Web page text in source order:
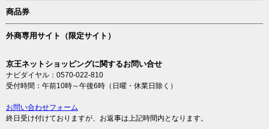
商品券
外商専用サイト（限定サイト）
京王ネットショッピングに関するお問い合せ
ナビダイヤル：0570-022-810
受付時間：午前10時～午後6時（日曜・休業日除く）
お問い合わせフォーム
終日受け付けておりますが、お返事は上記時間内となります。